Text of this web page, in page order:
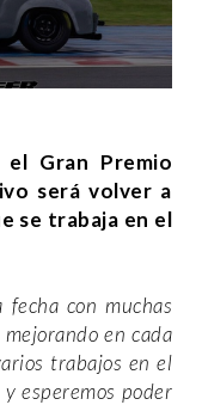
el Gran Premio
será volver a
se trabaja en el
fecha con muchas
en cada
trabajos en el
esperemos poder